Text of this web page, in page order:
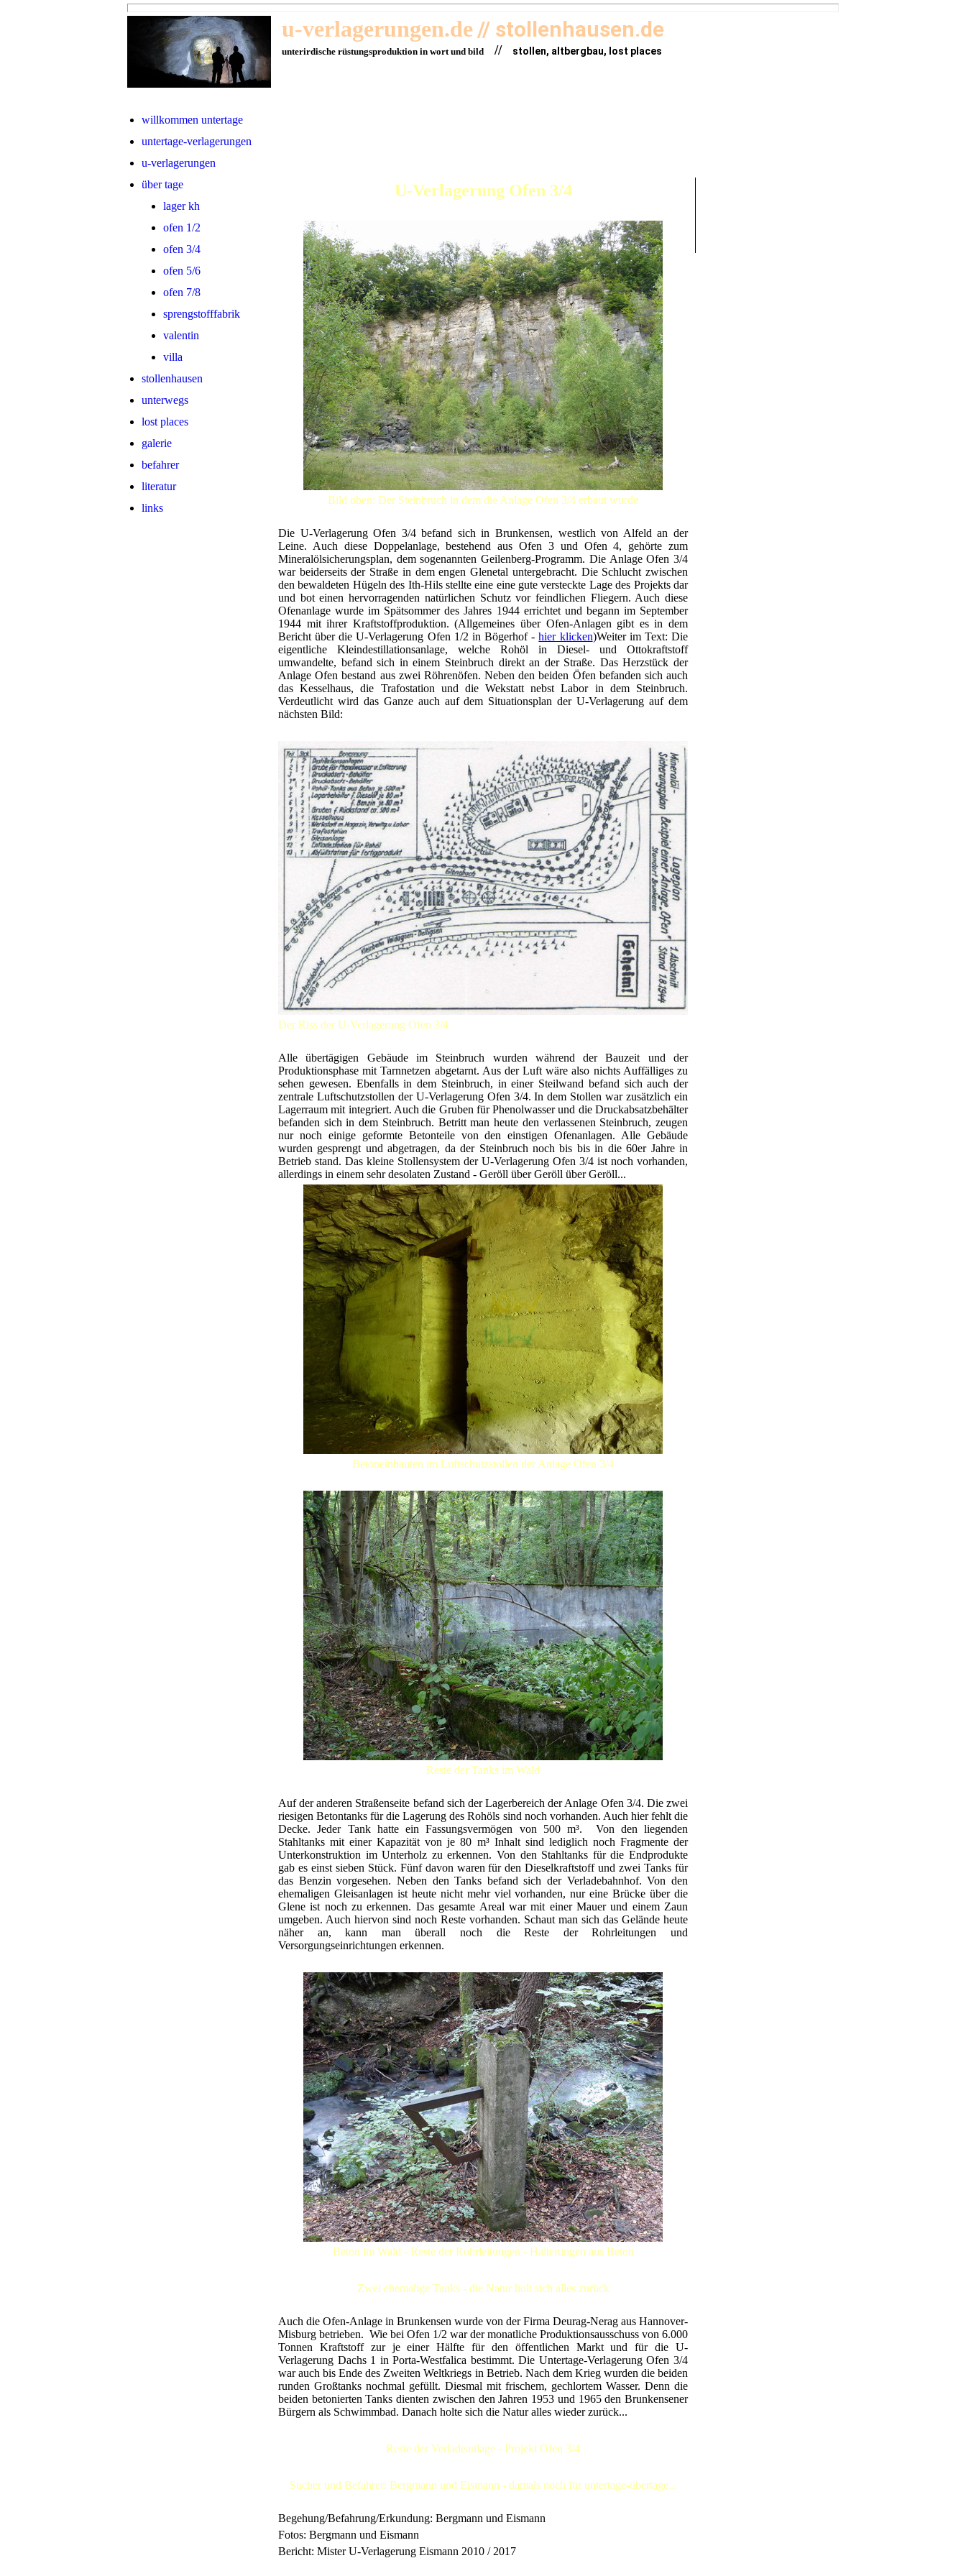
u-verlagerungen.de// stollenhausen.de
unterirdische rüstungsproduktion in wort und bild // stollen, altbergbau, lost places
willkommen untertage
untertage-verlagerungen
u-verlagerungen
über tage
lager kh
ofen 1/2
ofen 3/4
ofen 5/6
ofen 7/8
sprengstofffabrik
valentin
villa
stollenhausen
unterwegs
lost places
galerie
befahrer
literatur
links
U-Verlagerung Ofen 3/4
Bild oben: Der Steinbruch in dem die Anlage Ofen 3/4 erbaut wurde
Die U-Verlagerung Ofen 3/4 befand sich in Brunkensen, westlich von Alfeld an der
Leine. Auch diese Doppelanlage, bestehend aus Ofen 3 und Ofen 4, gehörte zum
Mineralölsicherungsplan, dem sogenannten Geilenberg-Programm. Die Anlage Ofen 3/4
war beiderseits der Straße in dem engen Glenetal untergebracht. Die Schlucht zwischen
den bewaldeten Hügeln des Ith-Hils stellte eine eine gute versteckte Lage des Projekts dar
und bot einen hervorragenden natürlichen Schutz vor feindlichen Fliegern. Auch diese
Ofenanlage wurde im Spätsommer des Jahres 1944 errichtet und begann im September
1944 mit ihrer Kraftstoffproduktion. (Allgemeines über Ofen-Anlagen gibt es in dem
Bericht über die U-Verlagerung Ofen 1/2 in Bögerhof -hier klicken)Weiter im Text: Die
eigentliche Kleindestillationsanlage, welche Rohöl in Diesel- und Ottokraftstoff
umwandelte, befand sich in einem Steinbruch direkt an der Straße. Das Herzstück der
Anlage Ofen bestand aus zwei Röhrenöfen. Neben den beiden Öfen befanden sich auch
das Kesselhaus, die Trafostation und die Wekstatt nebst Labor in dem Steinbruch.
Verdeutlicht wird das Ganze auch auf dem Situationsplan der U-Verlagerung auf dem
nächsten Bild:
Der Riss der U-Verlagerung Ofen 3/4
Alle übertägigen Gebäude im Steinbruch wurden während der Bauzeit und der
Produktionsphase mit Tarnnetzen abgetarnt. Aus der Luft wäre also nichts Auffälliges zu
sehen gewesen. Ebenfalls in dem Steinbruch, in einer Steilwand befand sich auch der
zentrale Luftschutzstollen der U-Verlagerung Ofen 3/4. In dem Stollen war zusätzlich ein
Lagerraum mit integriert. Auch die Gruben für Phenolwasser und die Druckabsatzbehälter
befanden sich in dem Steinbruch. Betritt man heute den verlassenen Steinbruch, zeugen
nur noch einige geformte Betonteile von den einstigen Ofenanlagen. Alle Gebäude
wurden gesprengt und abgetragen, da der Steinbruch noch bis bis in die 60er Jahre in
Betrieb stand. Das kleine Stollensystem der U-Verlagerung Ofen 3/4 ist noch vorhanden,
allerdings in einem sehr desolaten Zustand - Geröll über Geröll über Geröll...
Betoneinbauten im Luftschutzstollen der Anlage Ofen 3/4
Reste der Tanks im Wald
Auf der anderen Straßenseite befand sich der Lagerbereich der Anlage Ofen 3/4. Die zwei
riesigen Betontanks für die Lagerung des Rohöls sind noch vorhanden. Auch hier fehlt die
Decke. Jeder Tank hatte ein Fassungsvermögen von 500 m³. Von den liegenden
Stahltanks mit einer Kapazität von je 80 m³ Inhalt sind lediglich noch Fragmente der
Unterkonstruktion im Unterholz zu erkennen. Von den Stahltanks für die Endprodukte
gab es einst sieben Stück. Fünf davon waren für den Dieselkraftstoff und zwei Tanks für
das Benzin vorgesehen. Neben den Tanks befand sich der Verladebahnhof. Von den
ehemaligen Gleisanlagen ist heute nicht mehr viel vorhanden, nur eine Brücke über die
Glene ist noch zu erkennen. Das gesamte Areal war mit einer Mauer und einem Zaun
umgeben. Auch hiervon sind noch Reste vorhanden. Schaut man sich das Gelände heute
näher an, kann man überall noch die Reste der Rohrleitungen und
Versorgungseinrichtungen erkennen.
Beton im Wald - Reste der Rohrleitungen - Halterungen aus Beton
Zwei ehemalige Tanks - die Natur holt sich alles zurück
Auch die Ofen-Anlage in Brunkensen wurde von der Firma Deurag-Nerag aus Hannover-
Misburg betrieben. Wie bei Ofen 1/2 war der monatliche Produktionsausschuss von 6.000
Tonnen Kraftstoff zur je einer Hälfte für den öffentlichen Markt und für die U-
Verlagerung Dachs 1 in Porta-Westfalica bestimmt. Die Untertage-Verlagerung Ofen 3/4
war auch bis Ende des Zweiten Weltkriegs in Betrieb. Nach dem Krieg wurden die beiden
runden Großtanks nochmal gefüllt. Diesmal mit frischem, gechlortem Wasser. Denn die
beiden betonierten Tanks dienten zwischen den Jahren 1953 und 1965 den Brunkensener
Bürgern als Schwimmbad. Danach holte sich die Natur alles wieder zurück...
Reste der Verladeanlage - Projekt Ofen 3/4
Sucher und Befahrer: Bergmann und Eismann - damals noch für untertage-übertage...
Begehung/Befahrung/Erkundung: Bergmann und Eismann
Fotos: Bergmann und Eismann
Bericht: Mister U-Verlagerung Eismann 2010 / 2017